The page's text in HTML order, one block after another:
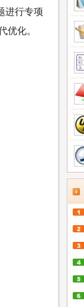
进行专项
优化。